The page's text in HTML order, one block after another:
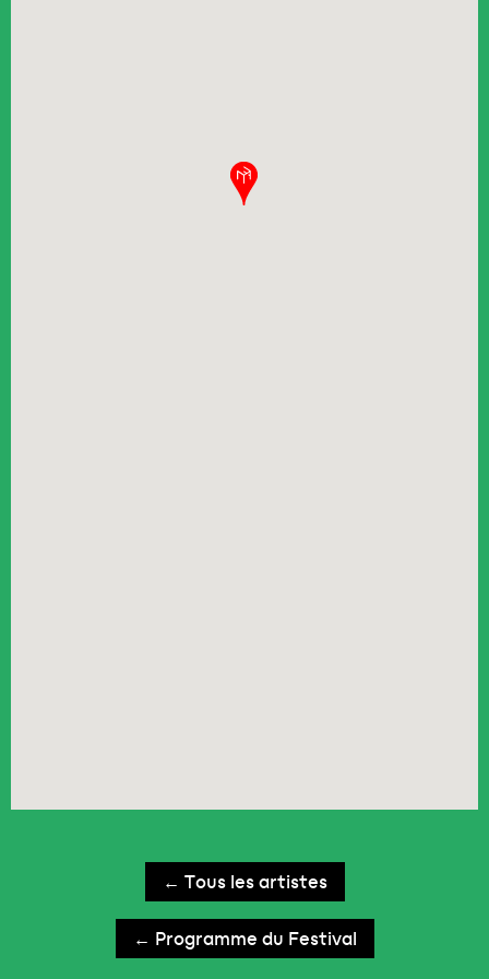
← Tous les artistes
← Programme du Festival